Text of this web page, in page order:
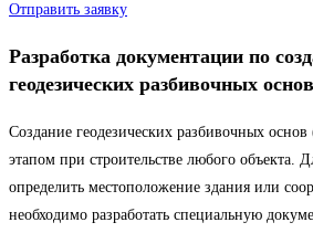
Отправить заявку
Разработка документации по
геодезических разбивочных
Создание геодезических разбивочных
этапом при строительстве любого объекта.
определить местоположение здания или
необходимо разработать специальную